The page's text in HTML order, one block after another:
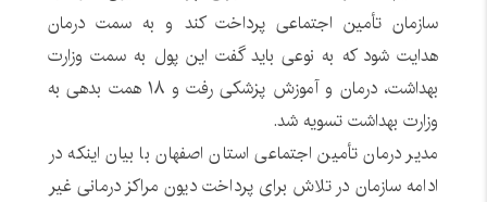
سازمان تأمین اجتماعی پرداخت کند و به سمت درمان
هدایت شود که به نوعی باید گفت این پول به سمت وزارت
بهداشت، درمان و آموزش پزشکی رفت و ۱۸ همت بدهی به
وزارت بهداشت تسویه شد.
مدیر درمان تأمین اجتماعی استان اصفهان با بیان اینکه در
ادامه سازمان در تلاش برای پرداخت دیون مراکز درمانی غیر